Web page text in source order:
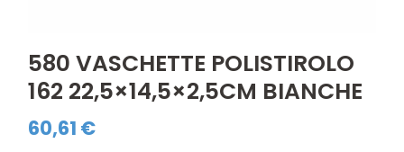
580 VASCHETTE POLISTIROLO
162 22,5×14,5×2,5CM BIANCHE
60,61 €